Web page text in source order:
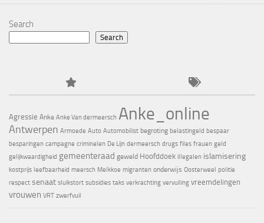
Search
Search
Agressie Anke Anke Van dermeersch Anke_online
Antwerpen Armoede Auto Automobilist begroting belastingeld bespaar
besparingen campagne criminelen De Lijn dermeersch drugs files frauen geld
gelijkwaardigheid gemeenteraad geweld Hoofddoek illegalen islamisering
kostprijs leefbaarheid meersch Melkkoe migranten onderwijs Oosterweel politie
respect senaat sluikstort subsidies taks verkrachting vervuiling vreemdelingen
vrouwen VRT zwerfvuil